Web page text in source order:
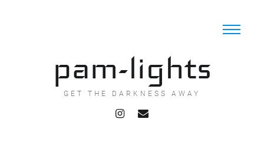
pam-lights
GET THE DARKNESS AWAY